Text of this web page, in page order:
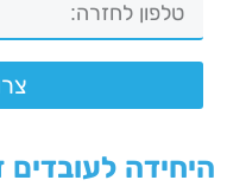
היחידה לעובדים